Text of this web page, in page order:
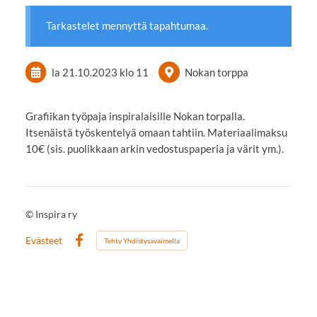
Tarkastelet mennyttä tapahtumaa.
la 21.10.2023 klo 11 Nokan torppa
Grafiikan työpaja inspiralaisille Nokan torpalla.
Itsenäistä työskentelyä omaan tahtiin. Materiaalimaksu
10€ (sis. puolikkaan arkin vedostuspaperia ja värit ym.).
© Inspira ry
Evästeet
Facebook
Tehty Yhdistysavaimella